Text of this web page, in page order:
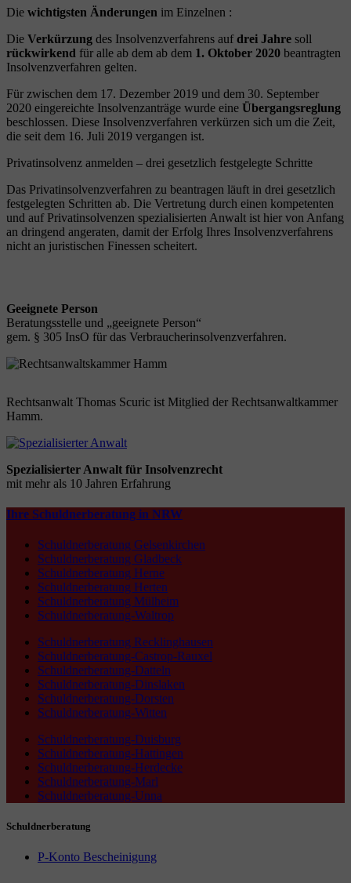
Die wichtigsten Änderungen im Einzelnen :
Die Verkürzung des Insolvenzverfahrens aufdrei Jahre soll
rückwirkend für alle ab dem ab dem 1. Oktober 2020 beantragten
Insolvenzverfahren gelten.
Für zwischen dem 17. Dezember 2019 und dem 30. September
2020 eingereichte Insolvenzanträge wurde eine Übergangsreglung
beschlossen. Diese Insolvenzverfahren verkürzen sich um die Zeit,
die seit dem 16. Juli 2019 vergangen ist.
Privatinsolvenz anmelden – drei gesetzlich festgelegte Schritte
Das Privatinsolvenzverfahren zu beantragen läuft in drei gesetzlich
festgelegten Schritten ab. Die Vertretung durch einen kompetenten
und auf Privatinsolvenzen spezialisierten Anwalt ist hier von Anfang
an dringend angeraten, damit der Erfolg Ihres Insolvenzverfahrens
nicht an juristischen Finessen scheitert.
Geeignete Person
Beratungsstelle und „geeignete Person“
gem. § 305 InsO für das Verbraucherinsolvenzverfahren.
Rechtsanwalt Thomas Scuric ist Mitglied der Rechtsanwaltkammer
Hamm.
Spezialisierter Anwalt für Insolvenzrecht
mit mehr als 10 Jahren Erfahrung
Ihre Schuldnerberatung in NRW
Schuldnerberatung Gelsenkirchen
Schuldnerberatung Gladbeck
Schuldnerberatung Herne
Schuldnerberatung Herten
Schuldnerberatung Mülheim
Schuldnerberatung-Waltrop
Schuldnerberatung Recklinghausen
Schuldnerberatung-Castrop-Rauxel
Schuldnerberatung-Datteln
Schuldnerberatung-Dinslaken
Schuldnerberatung-Dorsten
Schuldnerberatung-Witten
Schuldnerberatung-Duisburg
Schuldnerberatung-Hattingen
Schuldnerberatung-Herdecke
Schuldnerberatung-Marl
Schuldnerberatung-Unna
Schuldnerberatung
P-Konto Bescheinigung